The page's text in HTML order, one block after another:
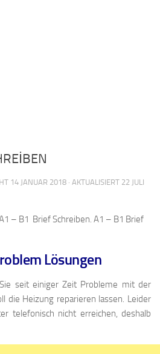
14 JANUAR 2018 · AKTUALISIERT 22 JULI
– B1 Brief Schreiben. A1 – B1 Brief
Lösungen
seit einiger Zeit Probleme mit der
die Heizung reparieren lassen. Leider
telefonisch nicht erreichen, deshalb